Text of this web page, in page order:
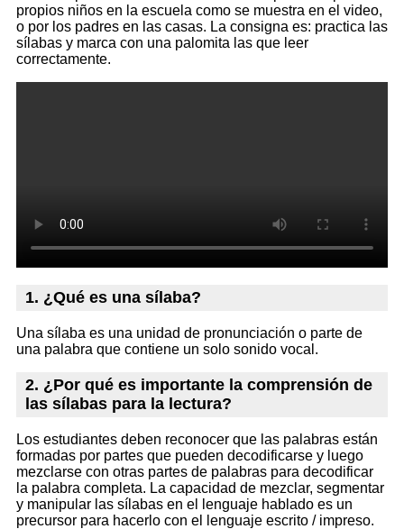
propios niños en la escuela como se muestra en el video,
o por los padres en las casas. La consigna es: practica las
sílabas y marca con una palomita las que leer
correctamente.
1. ¿Qué es una sílaba?
Una sílaba es una unidad de pronunciación o parte de
una palabra que contiene un solo sonido vocal.
2. ¿Por qué es importante la comprensión de
las sílabas para la lectura?
Los estudiantes deben reconocer que las palabras están
formadas por partes que pueden decodificarse y luego
mezclarse con otras partes de palabras para decodificar
la palabra completa. La capacidad de mezclar, segmentar
y manipular las sílabas en el lenguaje hablado es un
precursor para hacerlo con el lenguaje escrito / impreso.